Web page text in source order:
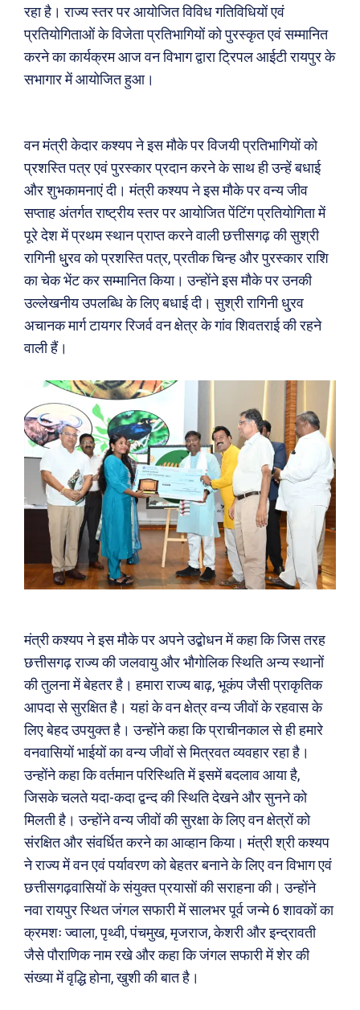
Type here... Search
ख़बरें
छत्तीसगढ़
पूरब विशेष
रहा है। राज्य स्तर पर आयोजित विविध गतिविधियों एवं
प्रतियोगिताओं के विजेता प्रतिभागियों को पुरस्कृत एवं सम्मानित
करने का कार्यक्रम आज वन विभाग द्वारा ट्रिपल आईटी रायपुर के
सभागार में आयोजित हुआ।
वन मंत्री केदार कश्यप ने इस मौके पर विजयी प्रतिभागियों को
प्रशस्ति पत्र एवं पुरस्कार प्रदान करने के साथ ही उन्हें बधाई
और शुभकामनाएं दी। मंत्री कश्यप ने इस मौके पर वन्य जीव
सप्ताह अंतर्गत राष्ट्रीय स्तर पर आयोजित पेंटिंग प्रतियोगिता में
पूरे देश में प्रथम स्थान प्राप्त करने वाली छत्तीसगढ़ की सुश्री
रागिनी धु्रव को प्रशस्ति पत्र, प्रतीक चिन्ह और पुरस्कार राशि
का चेक भेंट कर सम्मानित किया। उन्होंने इस मौके पर उनकी
उल्लेखनीय उपलब्धि के लिए बधाई दी। सुश्री रागिनी धु्रव
अचानक मार्ग टायगर रिजर्व वन क्षेत्र के गांव शिवतराई की रहने
वाली हैं।
मंत्री कश्यप ने इस मौके पर अपने उद्बोधन में कहा कि जिस तरह
छत्तीसगढ़ राज्य की जलवायु और भौगोलिक स्थिति अन्य स्थानों
की तुलना में बेहतर है। हमारा राज्य बाढ़, भूकंप जैसी प्राकृतिक
आपदा से सुरक्षित है। यहां के वन क्षेत्र वन्य जीवों के रहवास के
लिए बेहद उपयुक्त है। उन्होंने कहा कि प्राचीनकाल से ही हमारे
वनवासियों भाईयों का वन्य जीवों से मित्रवत व्यवहार रहा है।
उन्होंने कहा कि वर्तमान परिस्थिति में इसमें बदलाव आया है,
जिसके चलते यदा-कदा द्वन्द की स्थिति देखने और सुनने को
मिलती है। उन्होंने वन्य जीवों की सुरक्षा के लिए वन क्षेत्रों को
संरक्षित और संवर्धित करने का आव्हान किया। मंत्री श्री कश्यप
ने राज्य में वन एवं पर्यावरण को बेहतर बनाने के लिए वन विभाग एवं
छत्तीसगढ़वासियों के संयुक्त प्रयासों की सराहना की। उन्होंने
नवा रायपुर स्थित जंगल सफारी में सालभर पूर्व जन्मे 6 शावकों का
क्रमशः ज्वाला, पृथ्वी, पंचमुख, मृजराज, केशरी और इन्द्रावती
जैसे पौराणिक नाम रखे और कहा कि जंगल सफारी में शेर की
संख्या में वृद्धि होना, खुशी की बात है।